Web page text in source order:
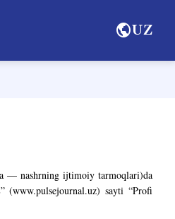
UZ
—nashrning ijtimoiy tarmoqlari)da
(www.pulsejournal.uz) sayti “Profi